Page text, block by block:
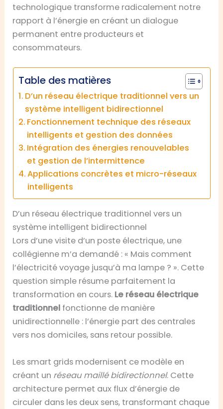
technologique transforme radicalement notre
rapport à l’énergie en créant un dialogue
permanent entre producteurs et
consommateurs.
Table des matières
D’un réseau électrique traditionnel vers un
système intelligent bidirectionnel
Fonctionnement technique des réseaux
intelligents et gestion des données
Intégration des énergies renouvelables
et gestion de l’intermittence
Applications concrètes et micro-réseaux
intelligents
D’un réseau électrique traditionnel vers un
système intelligent bidirectionnel
Lors d’une visite d’un poste électrique, une
collégienne m’a demandé : « Mais comment
l’électricité voyage jusqu’à ma lampe ? ». Cette
question simple résume parfaitement la
transformation en cours. Le réseau électrique
traditionnel fonctionne de manière
unidirectionnelle : l’énergie part des centrales
vers nos domiciles, sans retour possible.
Les smart grids modernisent ce modèle en
créant un réseau maillé bidirectionnel. Cette
architecture permet aux flux d’énergie de
circuler dans les deux sens, transformant chaque